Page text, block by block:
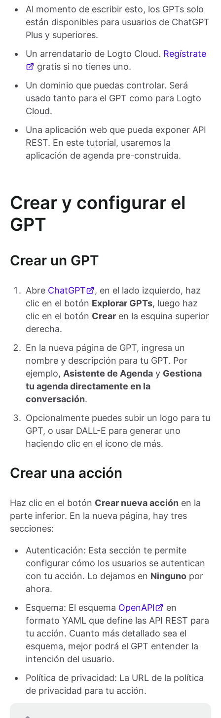
Al momento de escribir esto, los GPTs solo
están disponibles para usuarios de ChatGPT
Plus y superiores.
Un arrendatario de Logto Cloud. Regístrate
gratis si no tienes uno.
Un dominio que puedas controlar. Será
usado tanto para el GPT como para Logto
Cloud.
Una aplicación web que pueda exponer API
REST. En este tutorial, usaremos la
aplicación de agenda pre-construida.
Crear y configurar el
GPT
Crear un GPT
Abre ChatGPT
, en el lado izquierdo, haz
clic en el botón Explorar GPTs, luego haz
clic en el botón Crear en la esquina superior
derecha.
En la nueva página de GPT, ingresa un
nombre y descripción para tu GPT. Por
ejemplo, Asistente de Agenda y Gestiona
tu agenda directamente en la
conversación.
Opcionalmente puedes subir un logo para tu
GPT, o usar DALL-E para generar uno
haciendo clic en el ícono de más.
Crear una acción
Haz clic en el botón Crear nueva acción en la
parte inferior. En la nueva página, hay tres
secciones:
Autenticación: Esta sección te permite
configurar cómo los usuarios se autentican
con tu acción. Lo dejamos en Ninguno por
ahora.
Esquema: El esquema OpenAPI
en
formato YAML que define las API REST para
tu acción. Cuanto más detallado sea el
esquema, mejor podrá el GPT entender la
intención del usuario.
Política de privacidad: La URL de la política
de privacidad para tu acción.